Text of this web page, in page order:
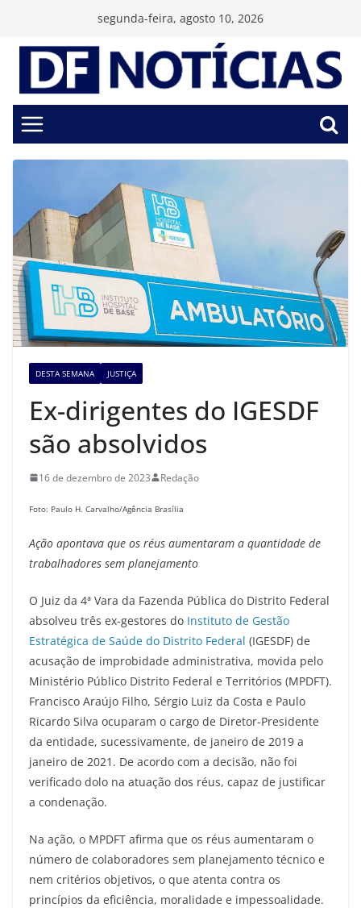
conteúdo
segunda-feira, agosto 10, 2026
DESTA SEMANA JUSTIÇA
Ex-dirigentes do IGESDF
são absolvidos
16 de dezembro de 2023 Redação
Foto: Paulo H. Carvalho/Agência Brasília
Ação apontava que os réus aumentaram a quantidade de
trabalhadores sem planejamento
O Juiz da 4ª Vara da Fazenda Pública do Distrito Federal
absolveu três ex-gestores do Instituto de Gestão
Estratégica de Saúde do Distrito Federal (IGESDF) de
acusação de improbidade administrativa, movida pelo
Ministério Público Distrito Federal e Territórios (MPDFT).
Francisco Araújo Filho, Sérgio Luiz da Costa e Paulo
Ricardo Silva ocuparam o cargo de Diretor-Presidente
da entidade, sucessivamente, de janeiro de 2019 a
janeiro de 2021. De acordo com a decisão, não foi
verificado dolo na atuação dos réus, capaz de justificar
a condenação.
Na ação, o MPDFT afirma que os réus aumentaram o
número de colaboradores sem planejamento técnico e
nem critérios objetivos, o que atenta contra os
princípios da eficiência, moralidade e impessoalidade.